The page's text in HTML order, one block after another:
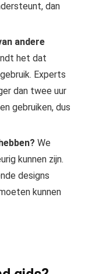
dan
andere
het dat
Experts
dan twee uur
gebruiken, dus
We
kunnen zijn.
designs
kunnen